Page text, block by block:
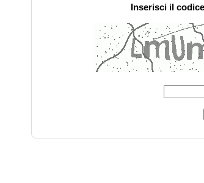
Inserisci il